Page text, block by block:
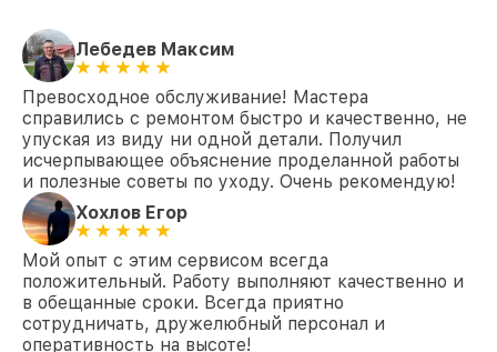
Лебедев Максим
Превосходное обслуживание! Мастера
справились с ремонтом быстро и качественно, не
упуская из виду ни одной детали. Получил
исчерпывающее объяснение проделанной работы
и полезные советы по уходу. Очень рекомендую!
Хохлов Егор
Мой опыт с этим сервисом всегда
положительный. Работу выполняют качественно и
в обещанные сроки. Всегда приятно
сотрудничать, дружелюбный персонал и
оперативность на высоте!